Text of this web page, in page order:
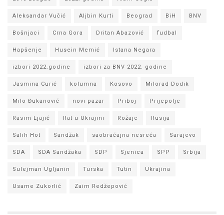
Aleksandar Vučić Aljbin Kurti Beograd BiH BNV
Bošnjaci Crna Gora Dritan Abazović fudbal
Hapšenje Husein Memić Istana Negara
izbori 2022.godine izbori za BNV 2022. godine
Jasmina Curić kolumna Kosovo Milorad Dodik
Milo Đukanović novi pazar Priboj Prijepolje
Rasim Ljajić Rat u Ukrajini Rožaje Rusija
Salih Hot Sandžak saobraćajna nesreća Sarajevo
SDA SDA Sandžaka SDP Sjenica SPP Srbija
Sulejman Ugljanin Turska Tutin Ukrajina
Usame Zukorlić Zaim Redžepović